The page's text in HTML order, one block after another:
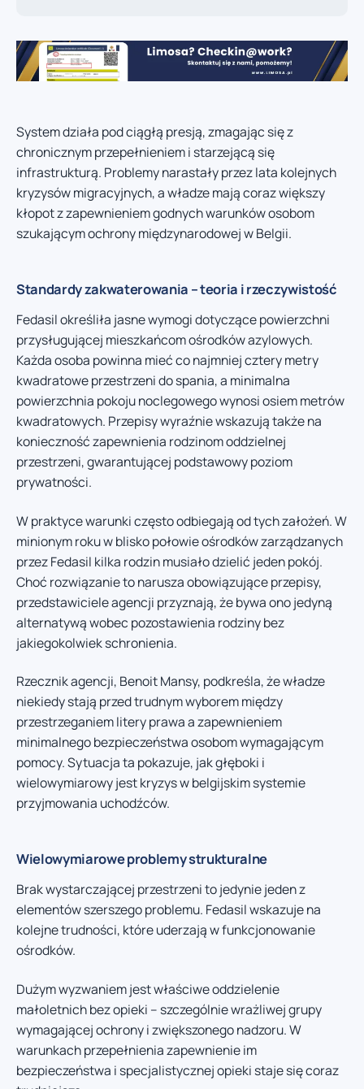
System działa pod ciągłą presją, zmagając się z
chronicznym przepełnieniem i starzejącą się
infrastrukturą. Problemy narastały przez lata kolejnych
kryzysów migracyjnych, a władze mają coraz większy
kłopot z zapewnieniem godnych warunków osobom
szukającym ochrony międzynarodowej w Belgii.
Standardy zakwaterowania – teoria i rzeczywistość
Fedasil określiła jasne wymogi dotyczące powierzchni
przysługującej mieszkańcom ośrodków azylowych.
Każda osoba powinna mieć co najmniej cztery metry
kwadratowe przestrzeni do spania, a minimalna
powierzchnia pokoju noclegowego wynosi osiem metrów
kwadratowych. Przepisy wyraźnie wskazują także na
konieczność zapewnienia rodzinom oddzielnej
przestrzeni, gwarantującej podstawowy poziom
prywatności.
W praktyce warunki często odbiegają od tych założeń. W
minionym roku w blisko połowie ośrodków zarządzanych
przez Fedasil kilka rodzin musiało dzielić jeden pokój.
Choć rozwiązanie to narusza obowiązujące przepisy,
przedstawiciele agencji przyznają, że bywa ono jedyną
alternatywą wobec pozostawienia rodziny bez
jakiegokolwiek schronienia.
Rzecznik agencji, Benoit Mansy, podkreśla, że władze
niekiedy stają przed trudnym wyborem między
przestrzeganiem litery prawa a zapewnieniem
minimalnego bezpieczeństwa osobom wymagającym
pomocy. Sytuacja ta pokazuje, jak głęboki i
wielowymiarowy jest kryzys w belgijskim systemie
przyjmowania uchodźców.
Wielowymiarowe problemy strukturalne
Brak wystarczającej przestrzeni to jedynie jeden z
elementów szerszego problemu. Fedasil wskazuje na
kolejne trudności, które uderzają w funkcjonowanie
ośrodków.
Dużym wyzwaniem jest właściwe oddzielenie
małoletnich bez opieki – szczególnie wrażliwej grupy
wymagającej ochrony i zwiększonego nadzoru. W
warunkach przepełnienia zapewnienie im
bezpieczeństwa i specjalistycznej opieki staje się coraz